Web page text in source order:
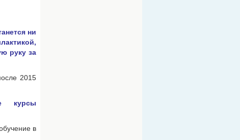
ни
руку за
2015
курсы
в